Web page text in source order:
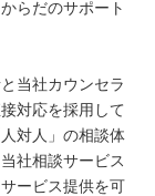
らだのサポート
当社カウンセラ
対応を採用して
対人」の相談体
社相談サービス
ービス提供を可